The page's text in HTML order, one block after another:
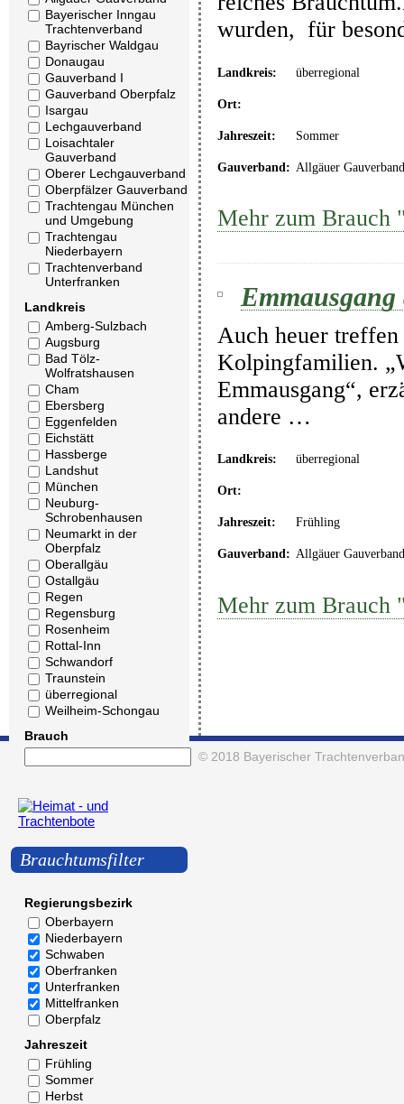
Bayerischer Inngau
Trachtenverband
Bayrischer Waldgau
Donaugau
Gauverband I
Gauverband Oberpfalz
Isargau
Lechgauverband
Loisachtaler
Gauverband
Oberer Lechgauverband
Oberpfälzer Gauverband
Trachtengau München
und Umgebung
Trachtengau
Niederbayern
Trachtenverband
Unterfranken
Landkreis
Amberg-Sulzbach
Augsburg
Bad Tölz-
Wolfratshausen
Cham
Ebersberg
Eggenfelden
Eichstätt
Hassberge
Landshut
München
Neuburg-
Schrobenhausen
Neumarkt in der
Oberpfalz
Oberallgäu
Ostallgäu
Regen
Regensburg
Rosenheim
Rottal-Inn
Schwandorf
Traunstein
überregional
Weilheim-Schongau
Brauch
Brauchtumsfilter
Regierungsbezirk
Oberbayern
Niederbayern
Schwaben
Oberfranken
Unterfranken
Mittelfranken
Oberpfalz
Jahreszeit
Frühling
Sommer
Herbst
wurden, für
Landkreis: überregional
Ort:
Jahreszeit: Sommer
Gauverband: Allgäuer Gauverband
Mehr zum Brauch
Auch heuer
Kolpingfamilien.
Emmausgang“,
andere …
Landkreis: überregional
Ort:
Jahreszeit: Frühling
Gauverband: Allgäuer Gauverband
Mehr zum Brauch
© 2018 Bayerischer